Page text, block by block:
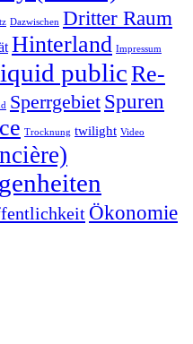
Dazwischen Dritter Raum
Hinterland Impressum
publicRe-
Sperrgebiet Spuren
Trocknung twilight Video
Ökonomie